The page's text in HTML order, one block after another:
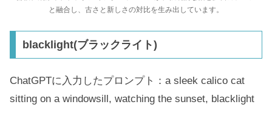
と融合し、古さと新しさの対比を生み出しています。
blacklight(ブラックライト)
ChatGPTに入力したプロンプト：a sleek calico cat
sitting on a windowsill, watching the sunset, blacklight